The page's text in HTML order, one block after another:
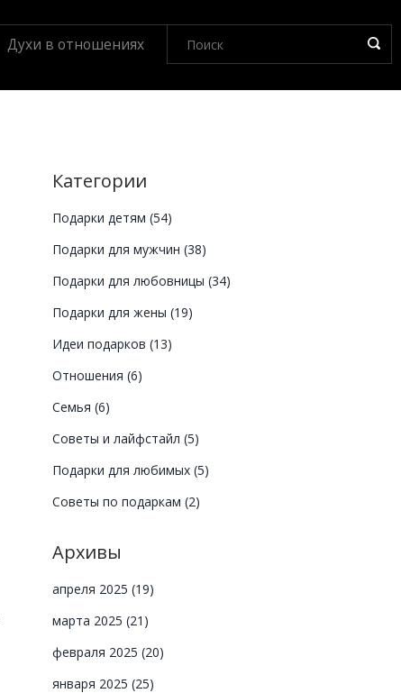
Духи в отношениях
Категории
Подарки детям (54)
Подарки для мужчин (38)
Подарки для любовницы (34)
Подарки для жены (19)
Идеи подарков (13)
Отношения (6)
Семья (6)
Советы и лайфстайл (5)
Подарки для любимых (5)
Советы по подаркам (2)
Архивы
апреля 2025 (19)
марта 2025 (21)
февраля 2025 (20)
января 2025 (25)